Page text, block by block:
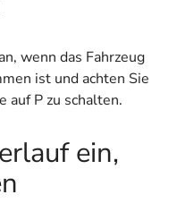
wenn das Fahrzeug
ist und achten Sie
auf P zu schalten.
ein,